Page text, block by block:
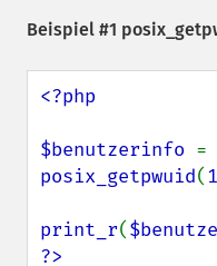
Beispiel #1
<?php
$benutzerinfo
posix_getpwuid(
print_r(
?>